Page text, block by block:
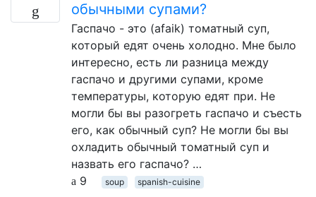
обычными супами?
Гаспачо - это (afaik) томатный суп,
который едят очень холодно. Мне было
интересно, есть ли разница между
гаспачо и другими супами, кроме
температуры, которую едят при. Не
могли бы вы разогреть гаспачо и съесть
его, как обычный суп? Не могли бы вы
охладить обычный томатный суп и
назвать его гаспачо? …
9
soup spanish-cuisine